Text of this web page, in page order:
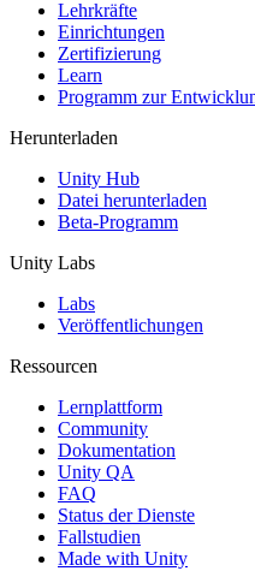
XR-Spiele
XR-Spiele plattformübergreifend
Multiplayer-Spiele
Vereinfachte Entwicklung von
Lehrkräfte
Einrichtungen
Zertifizierung
Learn
Programm zur
Herunterladen
Unity Hub
Datei herunterladen
Beta-Programm
Unity Labs
Labs
Veröffentlichungen
Ressourcen
Lernplattform
Community
Dokumentation
Unity QA
FAQ
Status der Dienste
Fallstudien
Made with Unity